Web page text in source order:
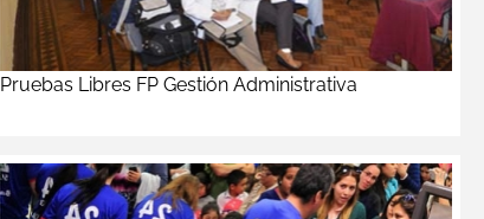
Pruebas Libres FP Gestión Administrativa